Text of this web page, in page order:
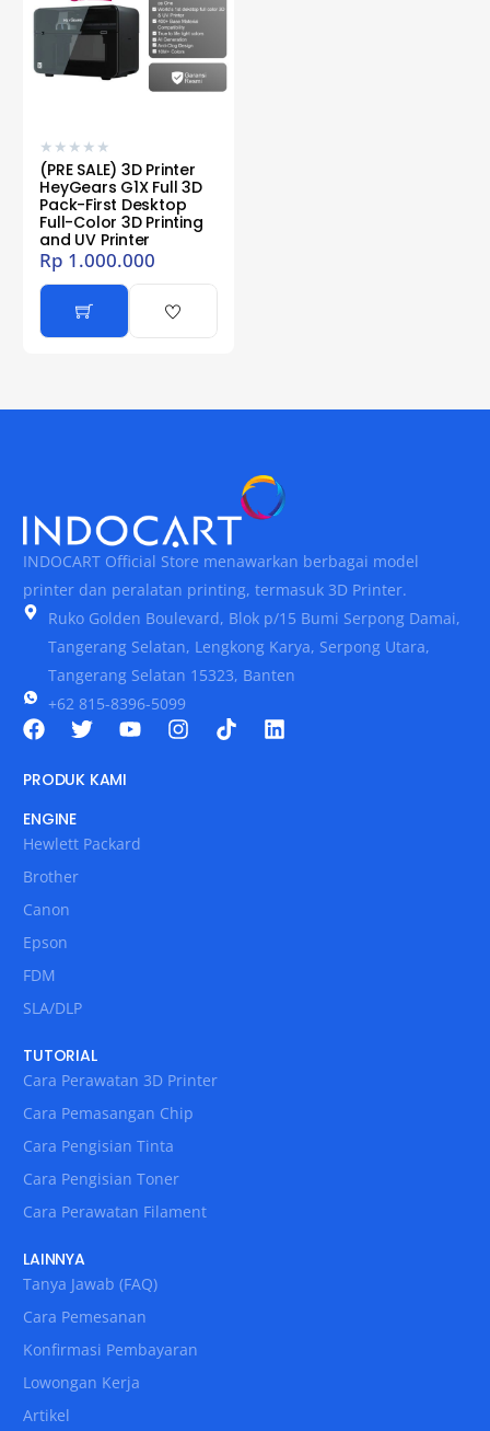
★ ★ ★ ★ ★
(PRE SALE) 3D Printer
HeyGears G1X Full 3D
Pack-First Desktop
Full-Color 3D Printing
and UV Printer
Rp 1.000.000
INDOCART Official Store menawarkan berbagai model
printer dan peralatan printing, termasuk 3D Printer.
Ruko Golden Boulevard, Blok p/15 Bumi Serpong Damai,
Tangerang Selatan, Lengkong Karya, Serpong Utara,
Tangerang Selatan 15323, Banten
+62 815-8396-5099
PRODUK KAMI
ENGINE
Hewlett Packard
Brother
Canon
Epson
FDM
SLA/DLP
TUTORIAL
Cara Perawatan 3D Printer
Cara Pemasangan Chip
Cara Pengisian Tinta
Cara Pengisian Toner
Cara Perawatan Filament
LAINNYA
Tanya Jawab (FAQ)
Cara Pemesanan
Konfirmasi Pembayaran
Lowongan Kerja
Artikel